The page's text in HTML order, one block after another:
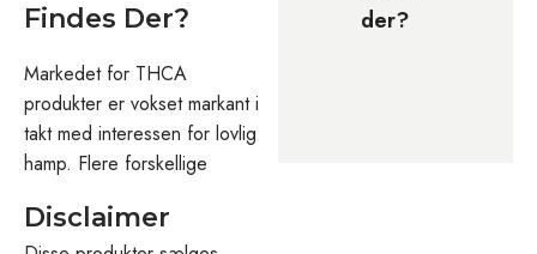
Findes Der?
Markedet for THCA
produkter er vokset markant i
takt med interessen for lovlig
hamp. Flere forskellige
der?
Disclaimer